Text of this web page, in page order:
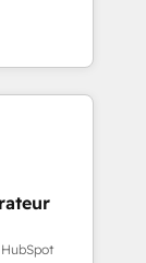
faire de
votre
de
et
&
&